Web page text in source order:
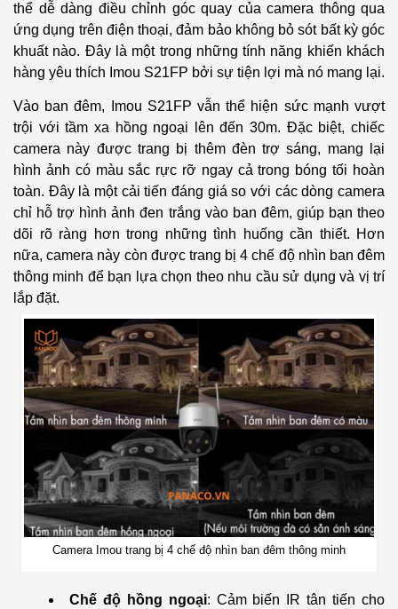
thể dễ dàng điều chỉnh góc quay của camera thông qua
ứng dụng trên điện thoại, đảm bảo không bỏ sót bất kỳ góc
khuất nào. Đây là một trong những tính năng khiến khách
hàng yêu thích Imou S21FP bởi sự tiện lợi mà nó mang lại.
Vào ban đêm, Imou S21FP vẫn thể hiện sức mạnh vượt
trội với tầm xa hồng ngoại lên đến 30m. Đặc biệt, chiếc
camera này được trang bị thêm đèn trợ sáng, mang lại
hình ảnh có màu sắc rực rỡ ngay cả trong bóng tối hoàn
toàn. Đây là một cải tiến đáng giá so với các dòng camera
chỉ hỗ trợ hình ảnh đen trắng vào ban đêm, giúp bạn theo
dõi rõ ràng hơn trong những tình huống cần thiết. Hơn
nữa, camera này còn được trang bị 4 chế độ nhìn ban đêm
thông minh để bạn lựa chọn theo nhu cầu sử dụng và vị trí
lắp đặt.
Camera Imou trang bị 4 chế độ nhìn ban đêm thông minh
Chế độ hồng ngoại: Cảm biến IR tân tiến cho